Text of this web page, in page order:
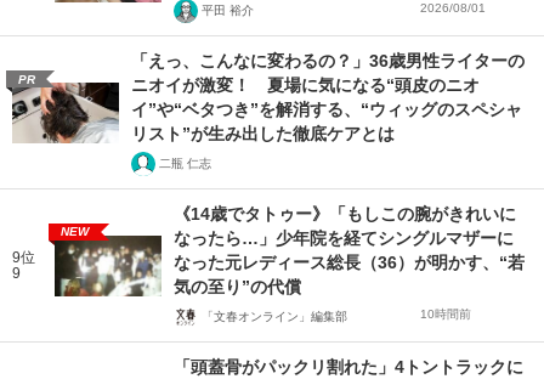
平田 裕介 2026/08/01
PR
「えっ、こんなに変わるの？」36歳男性ライターの
ニオイが激変！ 夏場に気になる“頭皮のニオ
イ”や“ベタつき”を解消する、“ウィッグのスペシャ
リスト”が生み出した徹底ケアとは
二瓶 仁志
9位
9
NEW
《14歳でタトゥー》「もしこの腕がきれいに
なったら…」少年院を経てシングルマザーに
なった元レディース総長（36）が明かす、“若
気の至り”の代償
「文春オンライン」編集部 10時間前
「頭蓋骨がパックリ割れた」4トントラックに